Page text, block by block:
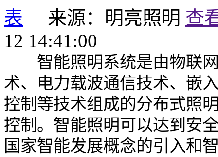
来源：明亮照明 查
12 14:41:00
智能照明系统是由物联网
术、电力载波通信技术、嵌
控制等技术组成的分布式照
控制。智能照明可以达到安
国家智能发展概念的引入和